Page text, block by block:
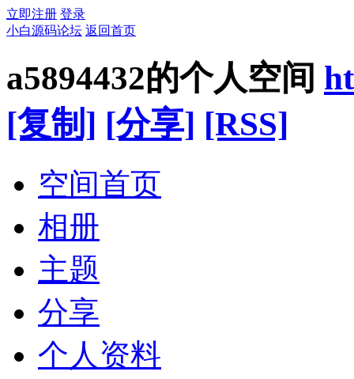
立即注册 登录
小白源码论坛 返回首页
a5894432的个人空间
[复制] [分享] [RSS]
空间首页
相册
主题
分享
个人资料